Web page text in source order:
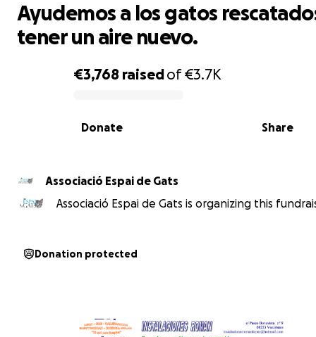
0% complete
€3,768 raisedof€3.7K
Share
Donate
Ayudemos a los gatos
tener un aire nuevo.
Associació Espai de Gats
Associació Espai de Gats is organizing this
Donation protected